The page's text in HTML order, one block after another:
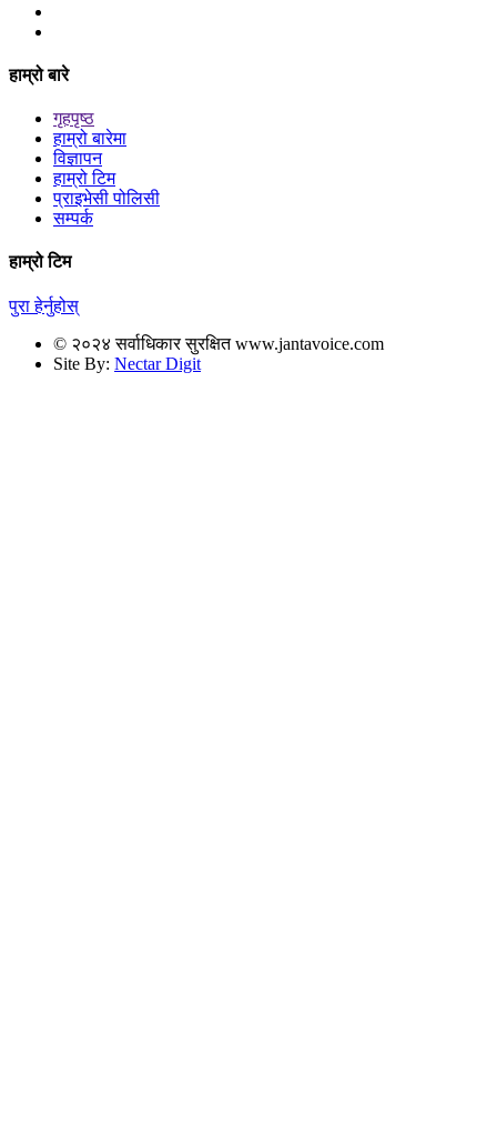
हाम्रो बारे
गृहपृष्ठ
हाम्रो बारेमा
विज्ञापन
हाम्रो टिम
प्राइभेसी पोलिसी
सम्पर्क
हाम्रो टिम
पुरा हेर्नुहोस्
© २०२४ सर्वाधिकार सुरक्षित www.jantavoice.com
Site By: Nectar Digit